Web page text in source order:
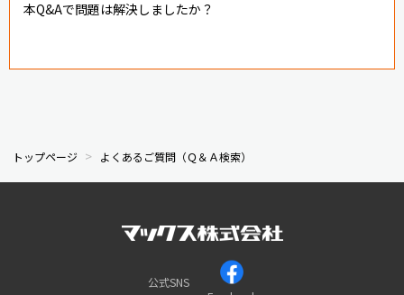
本Q&Aで問題は解決しましたか？
トップページ よくあるご質問（Ｑ＆Ａ検索）
公式SNS